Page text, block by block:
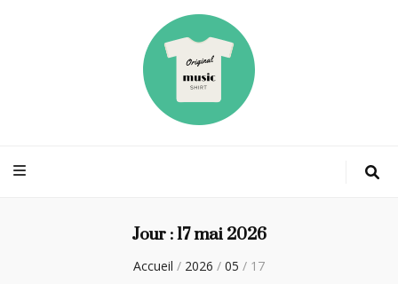
Jour :17 mai 2026
Accueil / 2026 / 05 / 17